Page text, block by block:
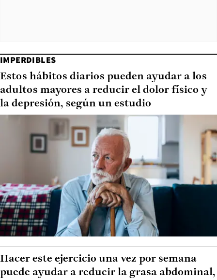
IMPERDIBLES
Estos hábitos diarios pueden ayudar a los
adultos mayores a reducir el dolor físico y
la depresión, según un estudio
Hacer este ejercicio una vez por semana
puede ayudar a reducir la grasa abdominal,